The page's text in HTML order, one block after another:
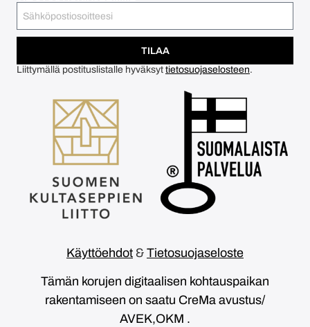
TILAA
Liittymällä postituslistalle hyväksyt tietosuojaselosteen.
Käyttöehdot & Tietosuojaseloste
Tämän korujen digitaalisen kohtauspaikan
rakentamiseen on saatu CreMa avustus/
AVEK,OKM .